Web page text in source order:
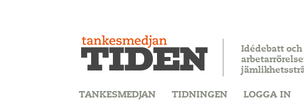
Idédebatt
TANKESMEDJAN TIDNINGEN LOGGA IN